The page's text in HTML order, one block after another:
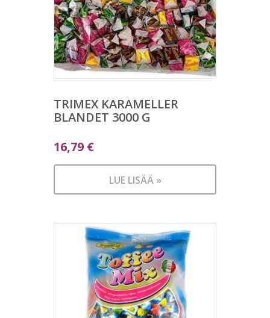
TRIMEX KARAMELLER
BLANDET 3000 G
16,79 €
LUE LISÄÄ »